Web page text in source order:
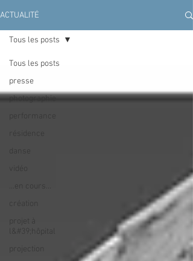
ACTUALITÉ
Tous les posts
presse
photographie
résidence
danse
vidéo
...en cours...
projet à
l&#39;hôpital
projection
Tous les posts